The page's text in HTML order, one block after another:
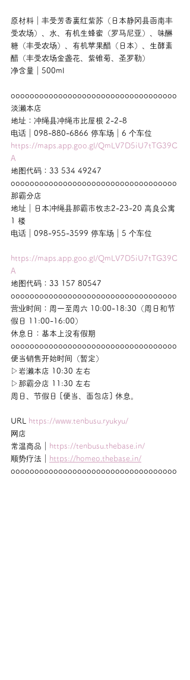
原材料｜丰受芳香裏红紫苏（日本静冈县函南丰
受农场）、水、有机生蜂蜜（罗马尼亚）、味醂
糖（丰受农场）、有机苹果醋（日本）、生酵素
醋（丰受农场金盏花、紫锥菊、圣罗勒）
净含量｜500ml
ooooooooooooooooooooooooooooooooooo
淡濑本店
地址：冲绳县冲绳市比屋根 2-2-8
电话｜098-880-6866 停车场｜6 个车位
https://maps.app.goo.gl/QmLV7D5iU7tTG39C
A
地图代码：33 534 49247
ooooooooooooooooooooooooooooooooooo
那霸分店
地址｜日本冲绳县那霸市牧志2-23-20 高良公寓
1 楼
电话｜098-955-3599 停车场｜5 个车位
https://maps.app.goo.gl/QmLV7D5iU7tTG39C
A
地图代码：33 157 80547
ooooooooooooooooooooooooooooooooooo
营业时间：周一至周六 10:00-18:30（周日和节
假日 11:00-16:00）
休息日：基本上没有假期
ooooooooooooooooooooooooooooooooooo
便当销售开始时间（暂定）
▷岩濑本店 10:30 左右
▷那霸分店 11:30 左右
周日、节假日 [便当、面包店] 休息。
URL
https://www.tenbusu.ryukyu/
网店
常温商品｜
https://tenbusu.thebase.in/
顺势疗法｜
https://homeo.thebase.in/
ooooooooooooooooooooooooooooooooooo